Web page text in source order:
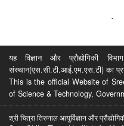
यह विज्ञान और प्रौद्योगिकी
संस्थान(एस.सी.टी.आई.एम.एस.टी) का
This is the official Website of
of Science & Technology,
श्री चित्रा तिरुनाल आयुर्विज्ञान और